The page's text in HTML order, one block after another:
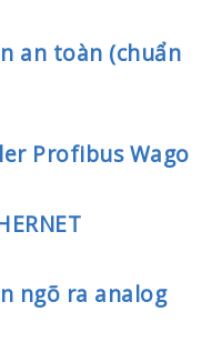
an toàn (chuẩn
Profibus Wago
ngõ ra analog